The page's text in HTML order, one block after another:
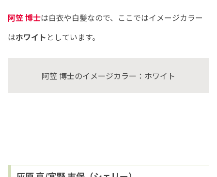
阿笠 博士は白衣や白髪なので、ここではイメージカラー
はホワイト としています。
阿笠 博士のイメージカラー：ホワイト